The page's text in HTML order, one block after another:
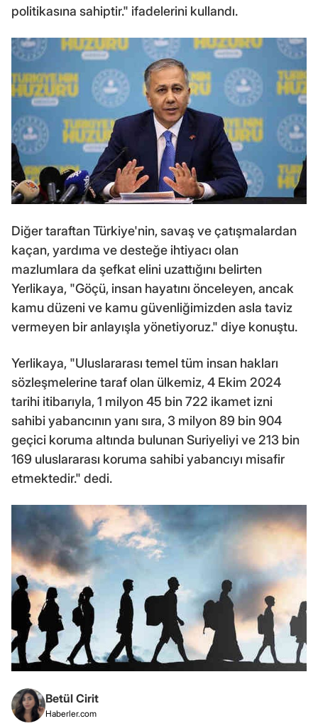
politikasına sahiptir." ifadelerini kullandı.
Diğer taraftan Türkiye'nin, savaş ve çatışmalardan
kaçan, yardıma ve desteğe ihtiyacı olan
mazlumlara da şefkat elini uzattığını belirten
Yerlikaya, "Göçü, insan hayatını önceleyen, ancak
kamu düzeni ve kamu güvenliğimizden asla taviz
vermeyen bir anlayışla yönetiyoruz." diye konuştu.
Yerlikaya, "Uluslararası temel tüm insan hakları
sözleşmelerine taraf olan ülkemiz, 4 Ekim 2024
tarihi itibarıyla, 1 milyon 45 bin 722 ikamet izni
sahibi yabancının yanı sıra, 3 milyon 89 bin 904
geçici koruma altında bulunan Suriyeliyi ve 213 bin
169 uluslararası koruma sahibi yabancıyı misafir
etmektedir." dedi.
Betül Cirit
Haberler.com